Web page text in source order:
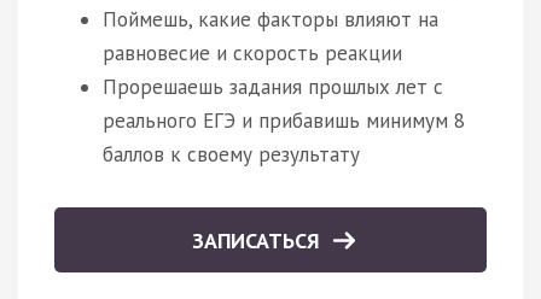
Поймешь, какие факторы влияют на
равновесие и скорость реакции
Прорешаешь задания прошлых лет с
реального ЕГЭ и прибавишь минимум 8
баллов к своему результату
ЗАПИСАТЬСЯ